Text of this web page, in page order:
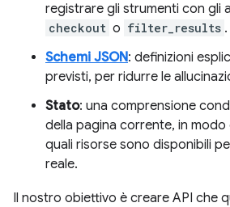
registrare gli strumenti con gli
checkout o filter_results .
Schemi JSON: definizioni
previsti, per ridurre le
Stato: una comprensione
della pagina corrente, in
quali risorse sono disponibili
reale.
Il nostro obiettivo è creare API che